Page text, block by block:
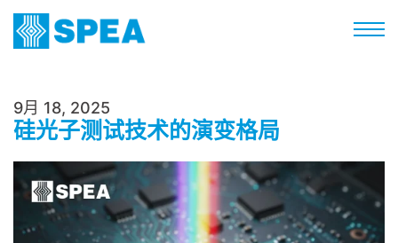
9月 18, 2025
硅光子测试技术的演变格局